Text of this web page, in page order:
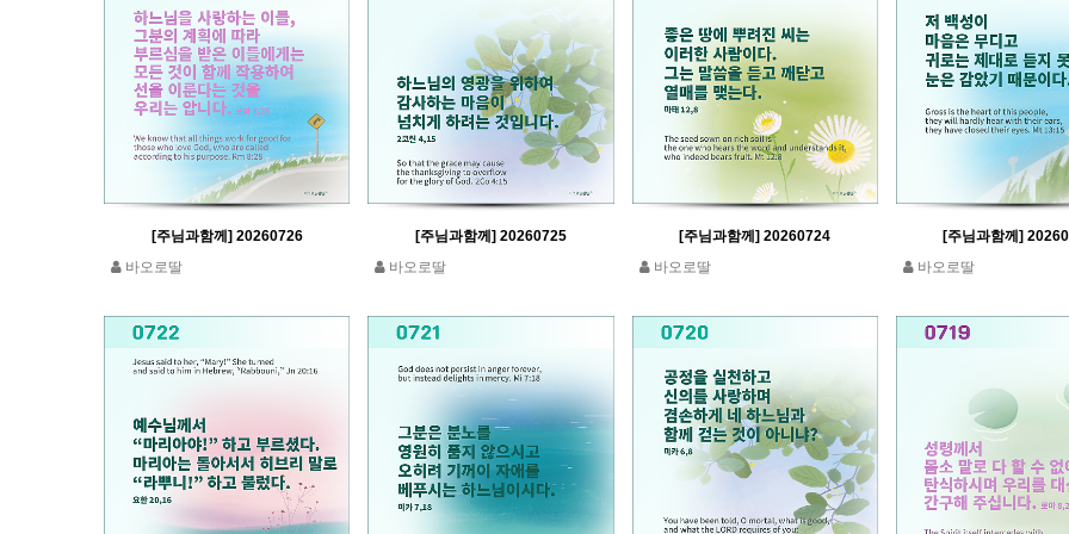
[주님과함께] 20260726
바오로딸
[주님과함께] 20260725
바오로딸
[주님과함께] 20260724
바오로딸
[주님과함께]
바오로딸